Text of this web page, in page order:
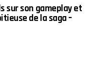
sur son gameplay et
de la saga –